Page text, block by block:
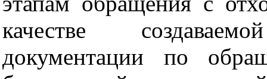
качестве
документации по